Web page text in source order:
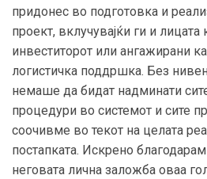
придонес во подготовка и
проект, вклучувајќи ги и лицата
инвеститорот или ангажирани
логистичка поддршка. Без
немаше да бидат надминати
процедури во системот и сите
соочивме во текот на целата
постапката. Искрено
неговата лична заложба оваа